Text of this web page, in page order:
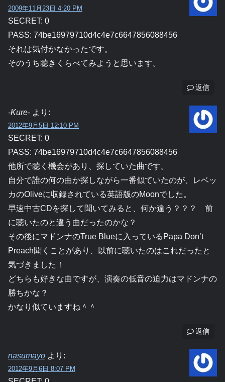
2009年11月23日 4:20 PM
SECRET: 0
PASS: 74be16979710d4c4e7c6647856088456
それは気付かなかったです。
そのうち聴きくらべてみようと思います。
返信
-Kure- より:
2012年9月5日 12:10 PM
SECRET: 0
PASS: 74be16979710d4c4e7c6647856088456
他所で聴く機会があり、探していた曲です。
自分で誰の何の曲か探しながら一番似ていたのが、レベッ
カのOliveに収録されている英語版のMoonでした。
早速中古CDを探して聞いてみると、何か違う？？？ 前
に聴いたのと違う曲だったのかな？
その後にマドンナのTrue Blueに入っているPapa Don’t
Preach聞くことがあり、以前に聴いたのはこれだったと
気づきました！
どちらも好きな曲ですが、演奏の低音の迫力はマドンナの
勝ちかな？
かなり似ていますね＾＾
返信
nasumayo より:
2012年9月6日 8:07 PM